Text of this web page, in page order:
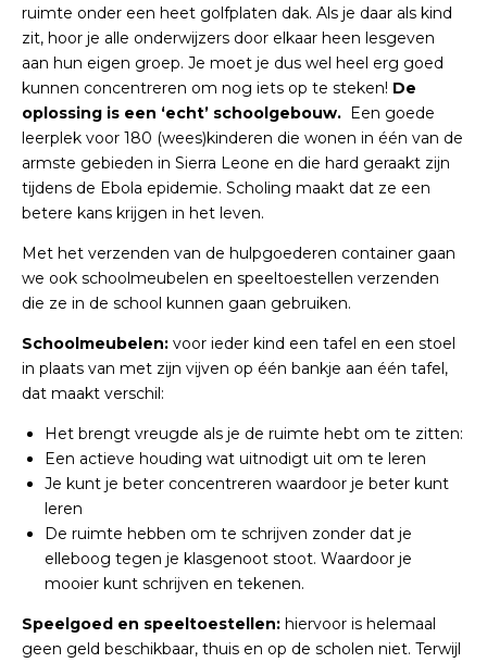
ruimte onder een heet golfplaten dak. Als je daar als kind
zit, hoor je alle onderwijzers door elkaar heen lesgeven
aan hun eigen groep. Je moet je dus wel heel erg goed
kunnen concentreren om nog iets op te steken! De
oplossing is een ‘echt’ schoolgebouw. Een goede
leerplek voor 180 (wees)kinderen die wonen in één van de
armste gebieden in Sierra Leone en die hard geraakt zijn
tijdens de Ebola epidemie. Scholing maakt dat ze een
betere kans krijgen in het leven.
Met het verzenden van de hulpgoederen container gaan
we ook schoolmeubelen en speeltoestellen verzenden
die ze in de school kunnen gaan gebruiken.
Schoolmeubelen: voor ieder kind een tafel en een stoel
in plaats van met zijn vijven op één bankje aan één tafel,
dat maakt verschil:
Het brengt vreugde als je de ruimte hebt om te zitten:
Een actieve houding wat uitnodigt uit om te leren
Je kunt je beter concentreren waardoor je beter kunt
leren
De ruimte hebben om te schrijven zonder dat je
elleboog tegen je klasgenoot stoot. Waardoor je
mooier kunt schrijven en tekenen.
Speelgoed en speeltoestellen: hiervoor is helemaal
geen geld beschikbaar, thuis en op de scholen niet. Terwijl